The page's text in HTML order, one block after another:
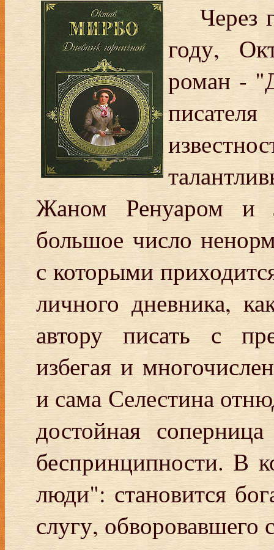
Через
году,
роман -
Жаном Ренуаром и
большое число
с которыми
личного дневника,
автору писать с
избегая и
и сама Селестина
достойная
беспринципности. В
люди": становится
слугу, обворовавшего